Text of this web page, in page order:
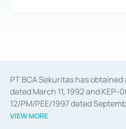
PT BCA Sekuritas has
dated March 11, 1992 and
12/PM/PEE/1997 dated
divestments, and joint ventures
VIEW MORE